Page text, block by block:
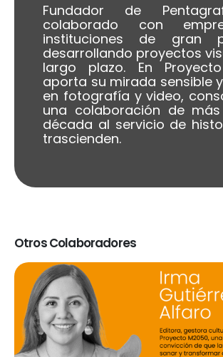
Fundador de
colaborado con
instituciones de gran
desarrollando proyectos
largo plazo. En
aporta su mirada sensible
en fotografía y video,
una colaboración de
década al servicio de
trascienden.
Otros Colaboradores